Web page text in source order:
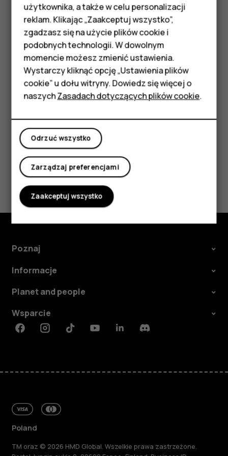
Telefony z funkcjami
podstawowymi
Akcesoria
HMD Terra M
Tablety
Moje konto
lub filmy i chcesz mieć do nich dostęp ze swojego
telefonu, użyj kabla USB, aby zsynchronizować multimedia
między telefonem a komputerem.
Podłącz telefon do kompatybilnego komputera za
pomocą kabla USB.
Na komputerze otwórz menedżera plików, a
następnie przeciągnij i upuść utwory oraz filmy do
Czy te informacje były pomocne?
Tak Nie
Poznaj
Informacje
Planet and people
Wsparcie
FacebookInstagramTiktokYoutubeLinkedinDiscord
Poland
TM oraz © 2026 HMD Global. Wszelkie prawa zastrzeżone.
użytkownika, a także w celu personalizacji
reklam. Klikając „Zaakceptuj wszystko”,
zgadzasz się na użycie plików cookie i
podobnych technologii. W dowolnym
momencie możesz zmienić ustawienia.
Wystarczy kliknąć opcję „Ustawienia plików
cookie” u dołu witryny. Dowiedz się więcej o
naszychZasadach dotyczących plików cookie.
Odrzuć wszystko
Zarządzaj preferencjami
Zaakceptuj wszystko